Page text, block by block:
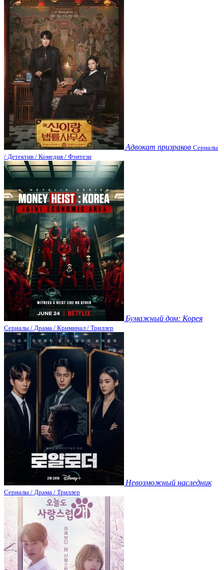
Адвокат призраков Сериалы
/ Детектив / Комедия / Фэнтези
Бумажный дом: Корея
Сериалы / Драма / Криминал / Триллер
Невозможный наследник
Сериалы / Драма / Триллер